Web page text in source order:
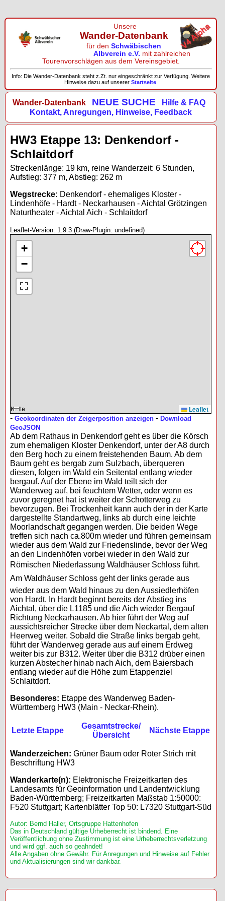
Unsere
Wander-Datenbank
für denSchwäbischen
Albverein e.V. mit zahlreichen
Tourenvorschlägen aus dem Vereinsgebiet.
Info: Die Wander-Datenbank steht z.Zt. nur eingeschränkt zur Verfügung. Weitere
Hinweise dazu auf unserer Startseite.
Wander-Datenbank NEUE SUCHE
Hilfe & FAQ
Kontakt, Anregungen, Hinweise, Feedback
HW3 Etappe 13: Denkendorf -
Schlaitdorf
Streckenlänge: 19 km, reine Wanderzeit: 6 Stunden,
Aufstieg: 377 m, Abstieg: 262 m
Wegstrecke: Denkendorf - ehemaliges Kloster -
Lindenhöfe - Hardt - Neckarhausen - Aichtal Grötzingen
Naturtheater - Aichtal Aich - Schlaitdorf
Leaflet-Version: 1.9.3 (Draw-Plugin: undefined)
Karte
+
−
Leaflet
-Geokoordinaten der Zeigerposition anzeigen -Download
GeoJSON
Ab dem Rathaus in Denkendorf geht es über die Körsch
zum ehemaligen Kloster Denkendorf, unter der A8 durch
den Berg hoch zu einem freistehenden Baum. Ab dem
Baum geht es bergab zum Sulzbach, überqueren
diesen, folgen im Wald ein Seitental entlang wieder
bergauf. Auf der Ebene im Wald teilt sich der
Wanderweg auf, bei feuchtem Wetter, oder wenn es
zuvor geregnet hat ist weiter der Schotterweg zu
bevorzugen. Bei Trockenheit kann auch der in der Karte
dargestellte Standartweg, links ab durch eine leichte
Moorlandschaft gegangen werden. Die beiden Wege
treffen sich nach ca.800m wieder und führen gemeinsam
wieder aus dem Wald zur Friedenslinde, bevor der Weg
an den Lindenhöfen vorbei wieder in den Wald zur
Römischen Niederlassung Waldhäuser Schloss führt.
Am Waldhäuser Schloss geht der links gerade aus
wieder aus dem Wald hinaus zu den Aussiedlerhöfen
von Hardt. In Hardt beginnt bereits der Abstieg ins
Aichtal, über die L1185 und die Aich wieder Bergauf
Richtung Neckarhausen. Ab hier führt der Weg auf
aussichtsreicher Strecke über dem Neckartal, dem alten
Heerweg weiter. Sobald die Straße links bergab geht,
führt der Wanderweg gerade aus auf einem Erdweg
weiter bis zur B312. Weiter über die B312 drüber einen
kurzen Abstecher hinab nach Aich, dem Baiersbach
entlang wieder auf die Höhe zum Etappenziel
Schlaitdorf.
Besonderes: Etappe des Wanderweg Baden-
Württemberg HW3 (Main - Neckar-Rhein).
Letzte Etappe
Gesamtstrecke/
Übersicht
Nächste Etappe
Wanderzeichen: Grüner Baum oder Roter Strich mit
Beschriftung HW3
Wanderkarte(n): Elektronische Freizeitkarten des
Landesamts für Geoinformation und Landentwicklung
Baden-Württemberg; Freizeitkarten Maßstab 1:50000:
F520 Stuttgart; Kartenblätter Top 50: L7320 Stuttgart-Süd
Autor: Bernd Haller, Ortsgruppe Hattenhofen
Das in Deutschland gültige Urheberrecht ist bindend. Eine
Veröffentlichung ohne Zustimmung ist eine Urheberrechtsverletzung
und wird ggf. auch so geahndet!
Alle Angaben ohne Gewähr. Für Anregungen und Hinweise auf Fehler
und Aktualisierungen sind wir dankbar.